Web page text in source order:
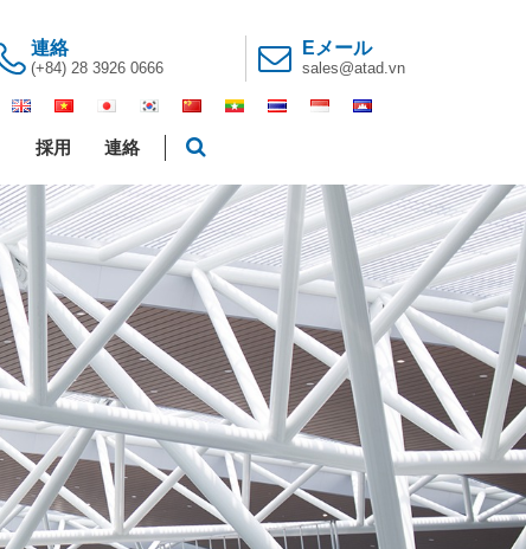
連絡
(+84) 28 3926 0666
Eメール
sales@atad.vn
採用 連絡